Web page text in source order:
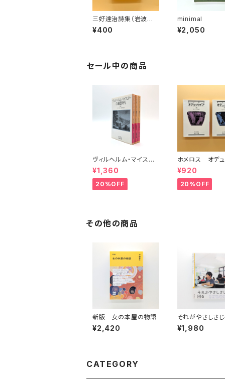
三好達治詩集（岩波文
庫）
¥400
minimal
¥2,050
セール中の商品
ヴィルヘルム・マイスタ
ーの遍歴時代 (上)(中)
(下)（岩波文庫）
¥1,360
20%OFF
ホメロス オデュ
ア(上)(下) （岩波
¥920
20%OFF
その他の商品
新版 女の本屋の物語
¥2,420
それがやさしさ
¥1,980
CATEGORY